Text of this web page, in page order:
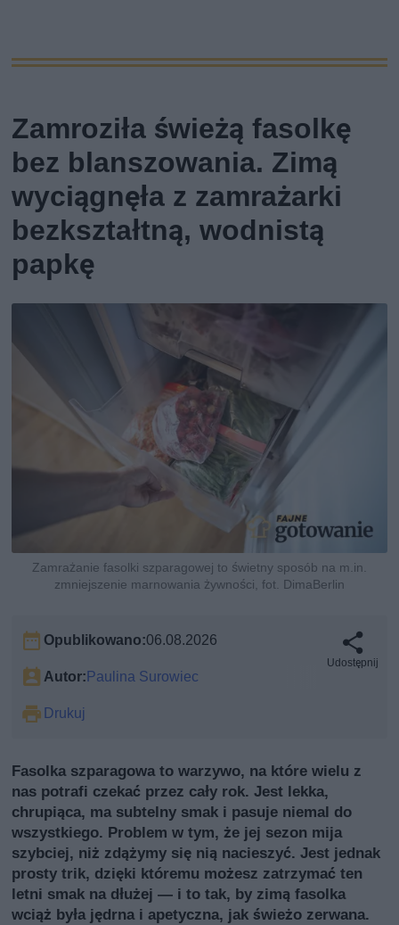
Zamroziła świeżą fasolkę
bez blanszowania. Zimą
wyciągnęła z zamrażarki
bezkształtną, wodnistą
papkę
Zamrażanie fasolki szparagowej to świetny sposób na m.in.
zmniejszenie marnowania żywności, fot. DimaBerlin
Opublikowano:06.08.2026
Autor: Paulina Surowiec
Drukuj
Udostępnij
Fasolka szparagowa to warzywo, na które wielu z
nas potrafi czekać przez cały rok. Jest lekka,
chrupiąca, ma subtelny smak i pasuje niemal do
wszystkiego. Problem w tym, że jej sezon mija
szybciej, niż zdążymy się nią nacieszyć. Jest jednak
prosty trik, dzięki któremu możesz zatrzymać ten
letni smak na dłużej — i to tak, by zimą fasolka
wciąż była jędrna i apetyczna, jak świeżo zerwana.